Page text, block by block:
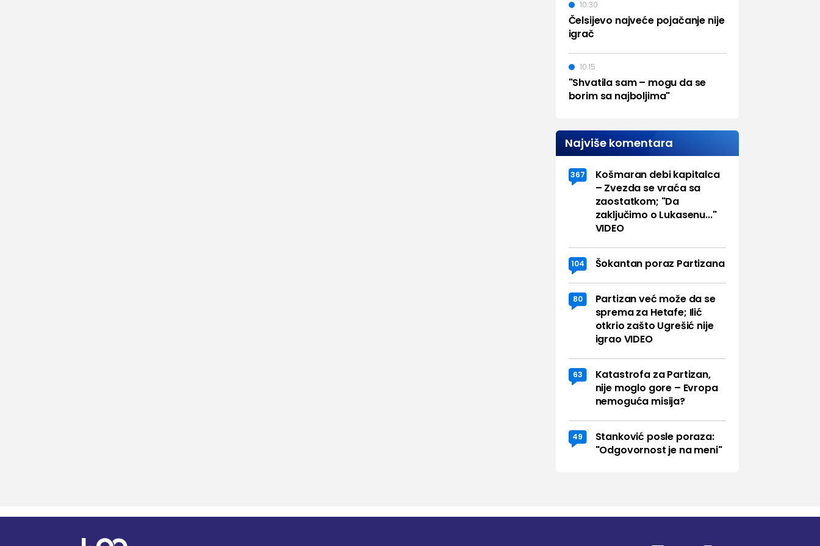
Čelsijevo najveće pojačanje nije
igrač
10:30
"Shvatila sam – mogu da se
borim sa najboljima"
10:15
Najviše komentara
367
Košmaran debi kapitalca
– Zvezda se vraća sa
zaostatkom; "Da
zaključimo o Lukasenu..."
VIDEO
104 Šokantan poraz Partizana
80
Partizan već može da se
sprema za Hetafe; Ilić
otkrio zašto Ugrešić nije
igrao VIDEO
63
Katastrofa za Partizan,
nije moglo gore – Evropa
nemoguća misija?
49
Stanković posle poraza:
"Odgovornost je na meni"